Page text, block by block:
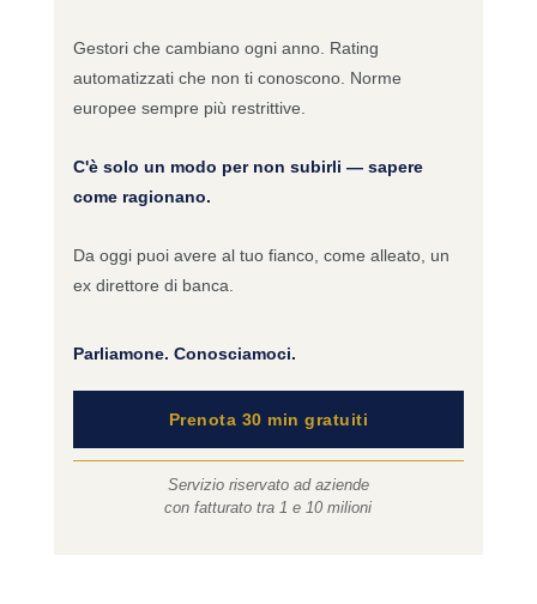
Gestori che cambiano ogni anno. Rating
automatizzati che non ti conoscono. Norme
europee sempre più restrittive.
C'è solo un modo per non subirli — sapere
come ragionano.
Da oggi puoi avere al tuo fianco, come alleato, un
ex direttore di banca.
Parliamone. Conosciamoci.
Prenota 30 min gratuiti
Servizio riservato ad aziende
con fatturato tra 1 e 10 milioni